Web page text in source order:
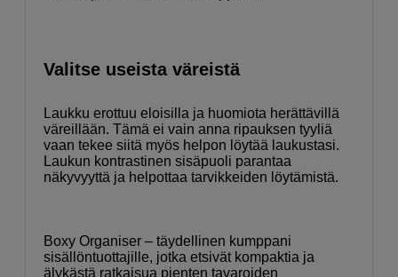
Valitse useista väreistä
Laukku erottuu eloisilla ja huomiota herättävillä
väreillään. Tämä ei vain anna ripauksen tyyliä
vaan tekee siitä myös helpon löytää laukustasi.
Laukun kontrastinen sisäpuoli parantaa
näkyvyyttä ja helpottaa tarvikkeiden löytämistä.
Boxy Organiser – täydellinen kumppani
sisällöntuottajille, jotka etsivät kompaktia ja
älykästä ratkaisua pienten tavaroiden